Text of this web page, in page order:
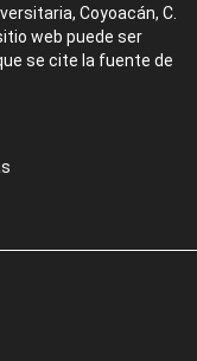
Coyoacán, C.
web puede ser
se cite la fuente de